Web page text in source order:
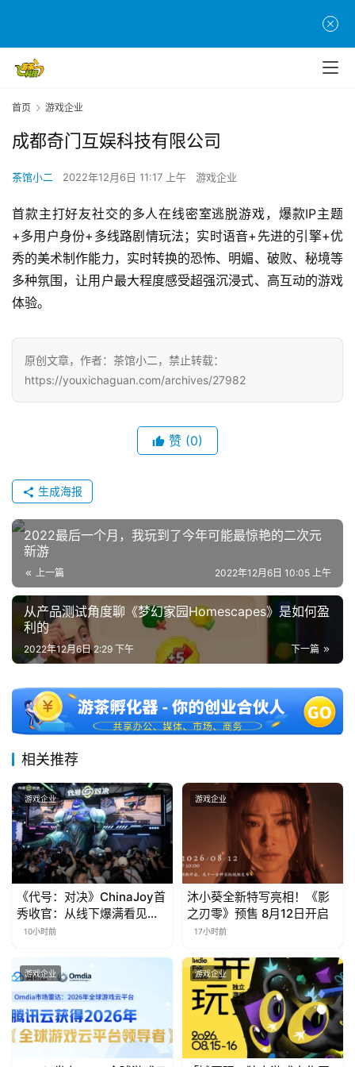
页
茶
原
创
戏
业
界
手
机
休
游
戏
2
0
2
5
十
三
茶
奖
7
月
3
日
游
茶
首页 游戏企业
成都奇门互娱科技有限公司
茶馆小二 2022年12月6日 11:17 上午 游戏企业
首款主打好友社交的多人在线密室逃脱游戏，爆款IP主题
+多用户身份+多线路剧情玩法；实时语音+先进的引擎+优
秀的美术制作能力，实时转换的恐怖、明媚、破败、秘境等
多种氛围，让用户最大程度感受超强沉浸式、高互动的游戏
体验。
原创文章，作者：茶馆小二，禁止转载：
https://youxichaguan.com/archives/27982
赞 (0)
生成海报
2022最后一个月，我玩到了今年可能最惊艳的二次元
新游
上一篇 2022年12月6日 10:05 上午
从产品测试角度聊《梦幻家园Homescapes》是如何盈
利的
下一篇
2022年12月6日 2:29 下午
相关推荐
游戏企业
《代号：对决》ChinaJoy首
秀收官：从线下爆满看见玩
家的真实期待
10小时前
游戏企业
沐小葵全新特写亮相！《影
之刃零》预售 8月12日开启
17小时前
游戏企业 游戏企业